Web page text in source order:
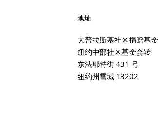
地址
大普拉斯基社区捐赠基金
纽约中部社区基金会转
东法耶特街 431 号
纽约州雪城 13202